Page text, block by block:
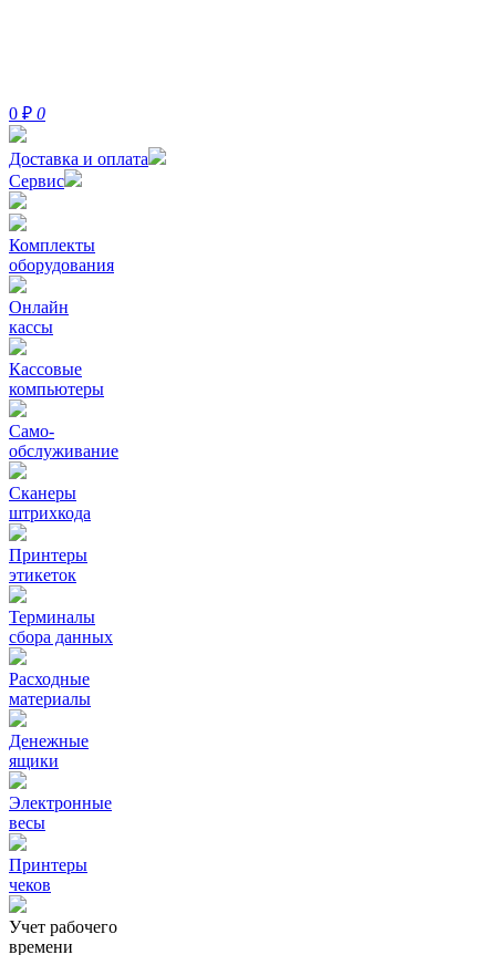
0 ₽ 0
Доставка и оплата
Сервис
Комплекты
оборудования
Онлайн
кассы
Кассовые
компьютеры
Само-
обслуживание
Сканеры
штрихкода
Принтеры
этикеток
Терминалы
сбора данных
Расходные
материалы
Денежные
ящики
Электронные
весы
Принтеры
чеков
Учет рабочего
времени